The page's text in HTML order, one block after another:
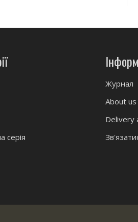
серія
Журнал
About us
Delivery